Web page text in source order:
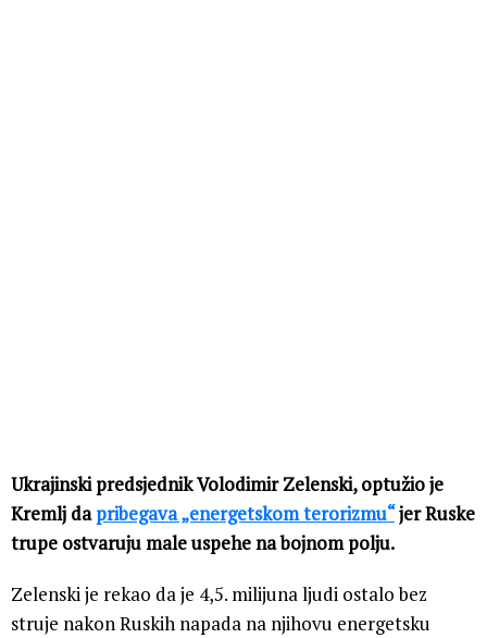
Ukrajinski predsjednik Volodimir Zelenski, optužio je
Kremlj dapribegava „energetskom terorizmu“jer Ruske
trupe ostvaruju male uspehe na bojnom polju.
Zelenski je rekao da je 4,5. milijuna ljudi ostalo bez
struje nakon Ruskih napada na njihovu energetsku